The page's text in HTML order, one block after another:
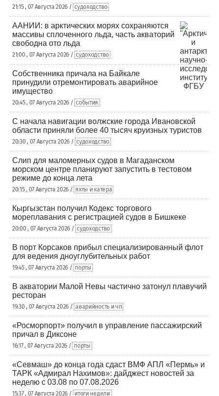
21:15 , 07 Августа 2026 / судоходство
ААНИИ: в арктических морях сохраняются
массивы сплоченного льда, часть акваторий
свободна ото льда
21:00 , 07 Августа 2026 / судоходство
Собственника причала на Байкале
принудили отремонтировать аварийное
имущество
20:45 , 07 Августа 2026 / события
С начала навигации волжские города Ивановской
области приняли более 40 тысяч круизных туристов
20:30 , 07 Августа 2026 / судоходство
Слип для маломерных судов в Магаданском
морском центре планируют запустить в тестовом
режиме до конца лета
20:15 , 07 Августа 2026 / яхты и катера
Кыргызстан получил Кодекс торгового
мореплавания с регистрацией судов в Бишкеке
20:00 , 07 Августа 2026 / судоходство
В порт Корсаков прибыл специализированный флот
для ведения дноуглубительных работ
19:45 , 07 Августа 2026 / порты
В акватории Малой Невы частично затонул плавучий
ресторан
19:30 , 07 Августа 2026 / аварийность и чп
«Росморпорт» получил в управление пассажирский
причал в Диксоне
16:17 , 07 Августа 2026 / порты
«Севмаш» до конца года сдаст ВМФ АПЛ «Пермь» и
ТАРК «Адмирал Нахимов»: дайджест новостей за
неделю с 03.08 по 07.08.2026
15:37 , 07 Августа 2026 / итоги недели